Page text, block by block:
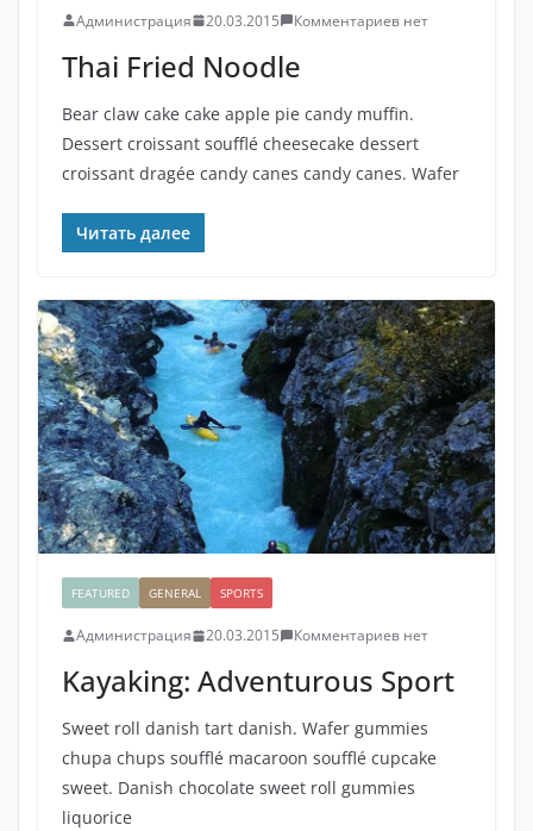
Администрация 20.03.2015 Комментариев нет
Thai Fried Noodle
Bear claw cake cake apple pie candy muffin.
Dessert croissant soufflé cheesecake dessert
croissant dragée candy canes candy canes. Wafer
Читать далее
FEATURED GENERAL SPORTS
Администрация 20.03.2015 Комментариев нет
Kayaking: Adventurous Sport
Sweet roll danish tart danish. Wafer gummies
chupa chups soufflé macaroon soufflé cupcake
sweet. Danish chocolate sweet roll gummies
liquorice